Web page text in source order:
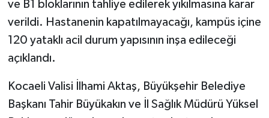
ve B1 bloklarının tahliye edilerek yıkılmasına karar
verildi. Hastanenin kapatılmayacağı, kampüs içine
120 yataklı acil durum yapısının inşa edileceği
açıklandı.
Kocaeli Valisi İlhami Aktaş, Büyükşehir Belediye
Başkanı Tahir Büyükakın ve İl Sağlık Müdürü Yüksel